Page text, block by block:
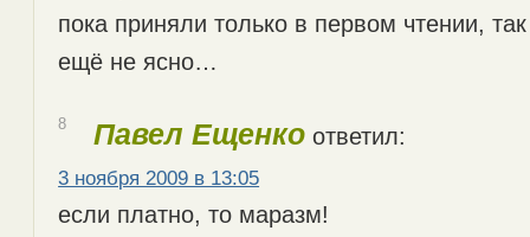
пока приняли только в первом чтении,
ещё не ясно…
8 Павел Ещенко ответил:
3 ноября 2009 в 13:05
если платно, то маразм!